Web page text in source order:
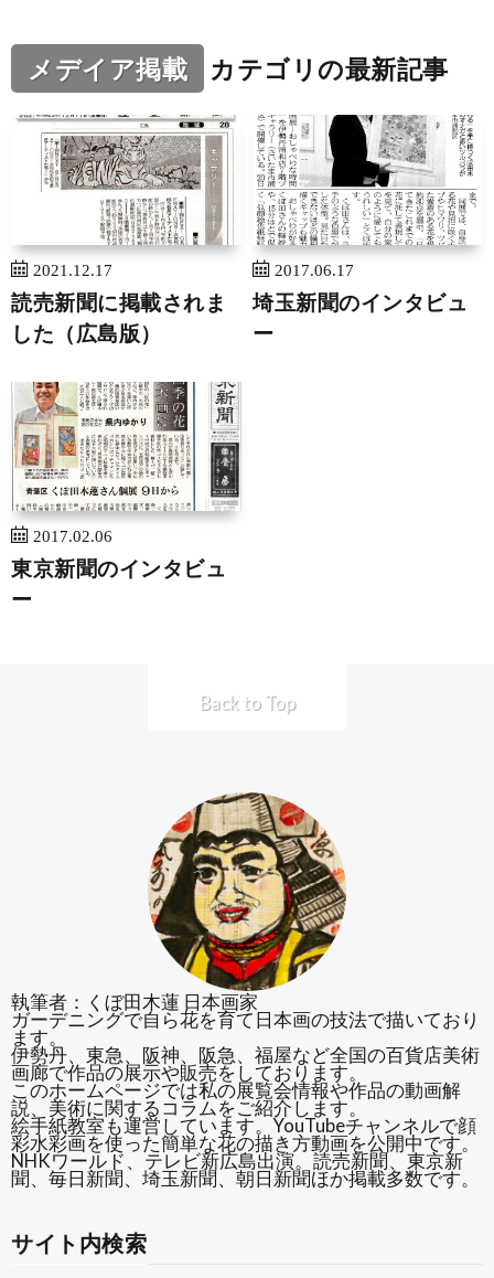
メデイア掲載 カテゴリの最新記事
2021.12.17
読売新聞に掲載されま
した（広島版）
2017.06.17
埼玉新聞のインタビュ
ー
2017.02.06
東京新聞のインタビュ
ー
Back to Top
執筆者：くぼ田木蓮 日本画家
ガーデニングで自ら花を育て日本画の技法で描いており
ます。
伊勢丹、東急、阪神、阪急、福屋など全国の百貨店美術
画廊で作品の展示や販売をしております。
このホームページでは私の展覧会情報や作品の動画解
説、美術に関するコラムをご紹介します。
絵手紙教室も運営しています。YouTubeチャンネルで顔
彩水彩画を使った簡単な花の描き方動画を公開中です。
NHKワールド、テレビ新広島出演。読売新聞、東京新
聞、毎日新聞、埼玉新聞、朝日新聞ほか掲載多数です。
サイト内検索